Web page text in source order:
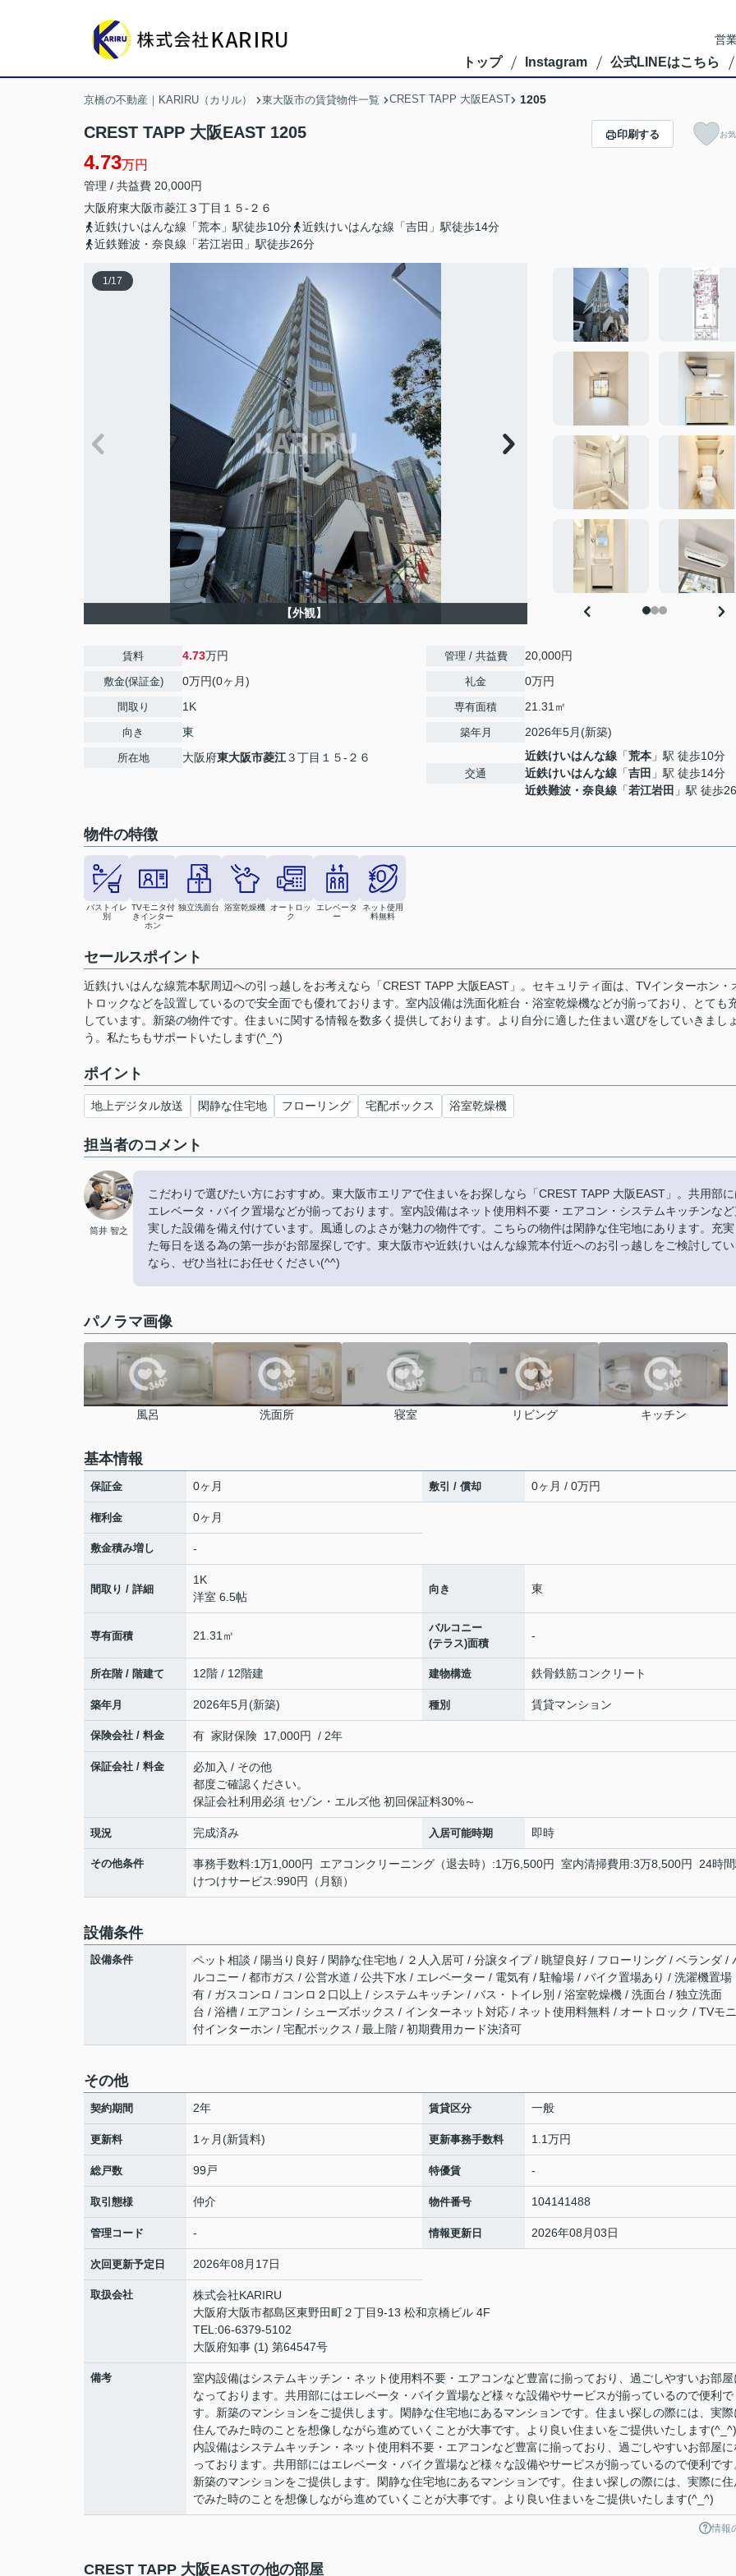
営
トップ Instagram 公式LINEはこちら
京橋の不動産｜KARIRU（カリル） 東大阪市の賃貸物件一覧 CREST TAPP 大阪EAST 1205
CREST TAPP 大阪EAST 1205
4.73万円
管理 / 共益費 20,000円
大阪府東大阪市菱江 ３丁目１５-２６
近鉄けいはんな線「荒本」駅徒歩10分
近鉄けいはんな線「吉田」駅徒歩14分
近鉄難波・奈良線「若江岩田」駅徒歩26分
印刷する お
1/17
【外観】
賃料 4.73万円
敷金(保証金) 0万円(0ヶ月)
間取り 1K
向き 東
所在地 大阪府東大阪市菱江３丁目１５-２６
管理 / 共益費 20,000円
礼金 0万円
専有面積 21.31㎡
築年月 2026年5月(新築)
交通
近鉄けいはんな線 「荒本 」駅 徒歩10分
近鉄けいはんな線 「吉田 」駅 徒歩14分
近鉄難波・奈良線 「若江岩田 」駅 徒歩
物件の特徴
バストイレ
別
TVモニタ付
きインター
ホン
独立洗面台 浴室乾燥機
オートロッ
ク
エレベータ
ー
ネット使用
料無料
セールスポイント
近鉄けいはんな線荒本駅周辺への引っ越しをお考えなら「CREST TAPP 大阪EAST」。セキュリティ面は、TVインターホン・
トロックなどを設置しているので安全面でも優れております。室内設備は洗面化粧台・浴室乾燥機などが揃っており、とても
しています。新築の物件です。住まいに関する情報を数多く提供しております。より自分に適した住まい選びをしていきましょ
う。私たちもサポートいたします(^_^)
ポイント
地上デジタル放送 閑静な住宅地 フローリング 宅配ボックス 浴室乾燥機
担当者のコメント
筒井 智之
こだわりで選びたい方におすすめ。東大阪市エリアで住まいをお探しなら「CREST TAPP 大阪EAST」。共用部に
エレベータ・バイク置場などが揃っております。室内設備はネット使用料不要・エアコン・システムキッチンな
実した設備を備え付けています。風通しのよさが魅力の物件です。こちらの物件は閑静な住宅地にあります。充実
た毎日を送る為の第一歩がお部屋探しです。東大阪市や近鉄けいはんな線荒本付近へのお引っ越しをご検討してい
なら、ぜひ当社にお任せください(^^)
パノラマ画像
風呂 洗面所 寝室 リビング キッチン
基本情報
保証金 0ヶ月 敷引 / 償却 0ヶ月 / 0万円
権利金 0ヶ月
敷金積み増し -
間取り / 詳細
1K
洋室 6.5帖
向き 東
専有面積 21.31㎡
バルコニー
(テラス)面積
-
所在階 / 階建て 12階 / 12階建 建物構造 鉄骨鉄筋コンクリート
築年月 2026年5月(新築) 種別 賃貸マンション
保険会社 / 料金 有 家財保険 17,000円 / 2年
保証会社 / 料金
必加入 / その他
都度ご確認ください。
保証会社利用必須 セゾン・エルズ他 初回保証料30%～
現況 完成済み 入居可能時期 即時
その他条件
事務手数料:1万1,000円 エアコンクリーニング（退去時）:1万6,500円 室内清掃費用:3万8,500円 24時
けつけサービス:990円（月額）
設備条件
設備条件
ペット相談 / 陽当り良好 / 閑静な住宅地 / ２人入居可 / 分譲タイプ / 眺望良好 / フローリング / ベランダ /
ルコニー / 都市ガス / 公営水道 / 公共下水 / エレベーター / 電気有 / 駐輪場 / バイク置場あり / 洗濯機置場
有 / ガスコンロ / コンロ２口以上 / システムキッチン / バス・トイレ別 / 浴室乾燥機 / 洗面台 / 独立洗面
台 / 浴槽 / エアコン / シューズボックス / インターネット対応 / ネット使用料無料 / オートロック / TVモ
付インターホン / 宅配ボックス / 最上階 / 初期費用カード決済可
その他
契約期間 2年 賃貸区分 一般
更新料 1ヶ月(新賃料) 更新事務手数料 1.1万円
総戸数 99戸 特優賃 -
取引態様 仲介 物件番号 104141488
管理コード - 情報更新日 2026年08月03日
次回更新予定日 2026年08月17日
取扱会社
株式会社KARIRU
大阪府大阪市都島区東野田町２丁目9-13 松和京橋ビル 4F
TEL:06-6379-5102
大阪府知事 (1) 第64547号
備考
室内設備はシステムキッチン・ネット使用料不要・エアコンなど豊富に揃っており、過ごしやすいお部屋
なっております。共用部にはエレベータ・バイク置場など様々な設備やサービスが揃っているので便利で
す。新築のマンションをご提供します。閑静な住宅地にあるマンションです。住まい探しの際には、実際
住んでみた時のことを想像しながら進めていくことが大事です。より良い住まいをご提供いたします
内設備はシステムキッチン・ネット使用料不要・エアコンなど豊富に揃っており、過ごしやすいお部屋に
っております。共用部にはエレベータ・バイク置場など様々な設備やサービスが揃っているので便利です
新築のマンションをご提供します。閑静な住宅地にあるマンションです。住まい探しの際には、実際に住
でみた時のことを想像しながら進めていくことが大事です。より良い住まいをご提供いたします(^_^)
情報
CREST TAPP 大阪EASTの他の部屋